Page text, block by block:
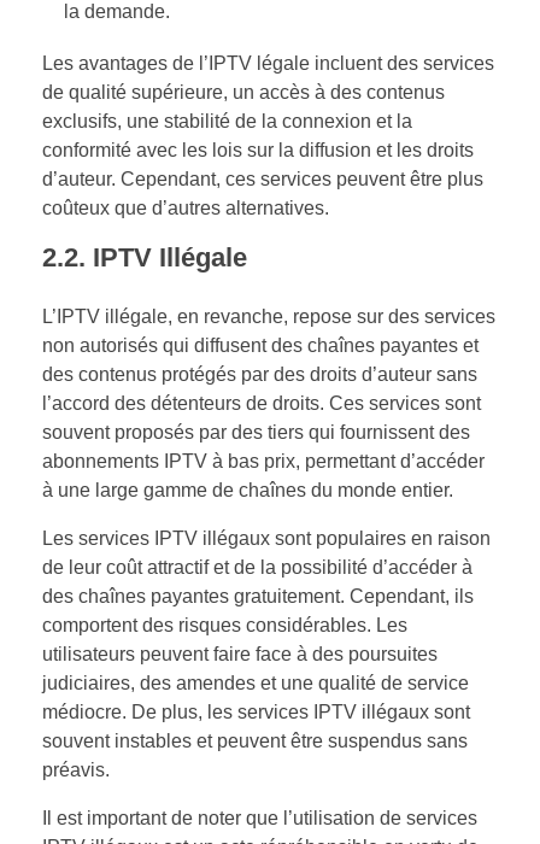
la demande.
Les avantages de l’IPTV légale incluent des services
de qualité supérieure, un accès à des contenus
exclusifs, une stabilité de la connexion et la
conformité avec les lois sur la diffusion et les droits
d’auteur. Cependant, ces services peuvent être plus
coûteux que d’autres alternatives.
2.2. IPTV Illégale
L’IPTV illégale, en revanche, repose sur des services
non autorisés qui diffusent des chaînes payantes et
des contenus protégés par des droits d’auteur sans
l’accord des détenteurs de droits. Ces services sont
souvent proposés par des tiers qui fournissent des
abonnements IPTV à bas prix, permettant d’accéder
à une large gamme de chaînes du monde entier.
Les services IPTV illégaux sont populaires en raison
de leur coût attractif et de la possibilité d’accéder à
des chaînes payantes gratuitement. Cependant, ils
comportent des risques considérables. Les
utilisateurs peuvent faire face à des poursuites
judiciaires, des amendes et une qualité de service
médiocre. De plus, les services IPTV illégaux sont
souvent instables et peuvent être suspendus sans
préavis.
Il est important de noter que l’utilisation de services